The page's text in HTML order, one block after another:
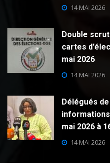
14 MAI 2026
Double
cartes
mai 2026
14 MAI 2026
Délégués
mai 2026 à
14 MAI 2026